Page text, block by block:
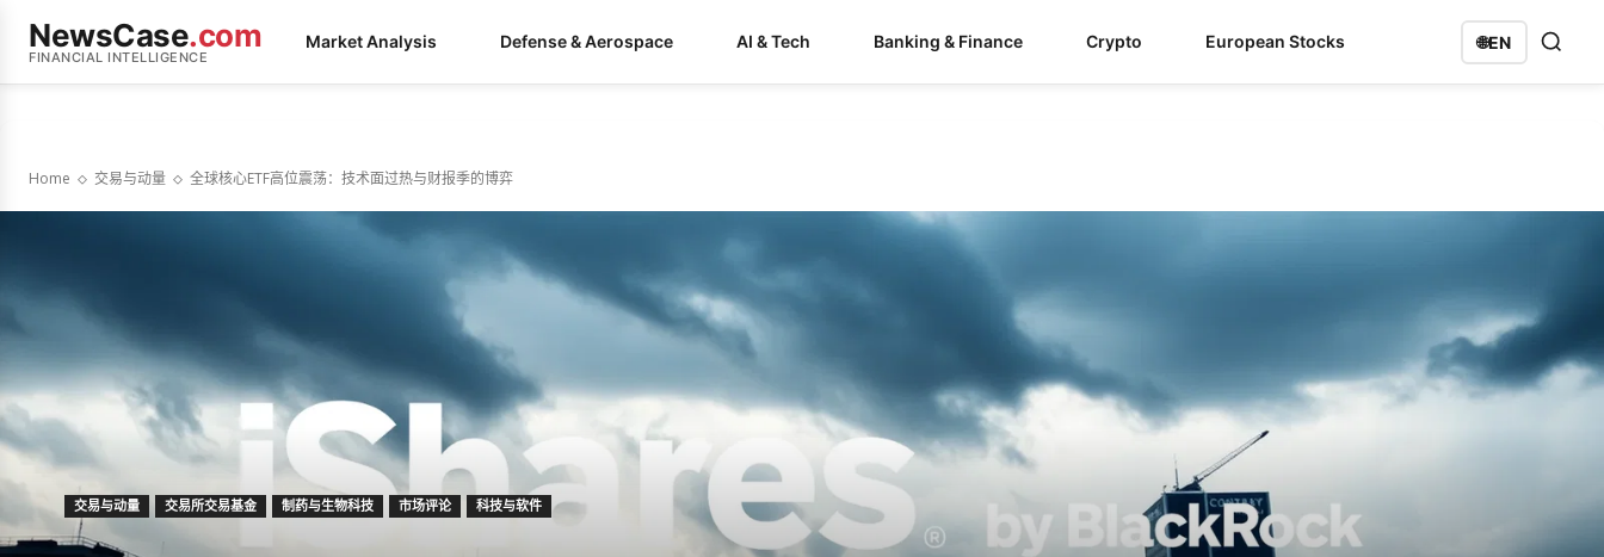
NewsCase.com
FINANCIAL INTELLIGENCE
Market Analysis Defense & Aerospace AI & Tech Banking & Finance Crypto European Stocks 🌐EN
Home 交易与动量 全球核心ETF高位震荡：技术面过热与财报季的博弈
交易与动量 交易所交易基金 制药与生物科技 市场评论 科技与软件